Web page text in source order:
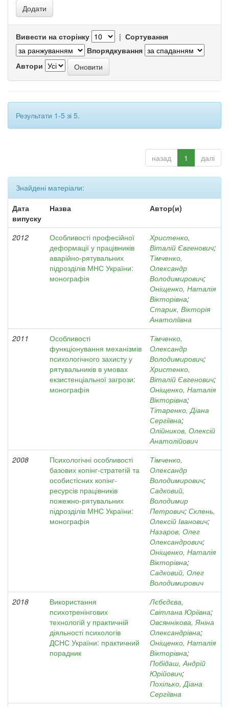
Вивести на сторінку | Сортування
Впорядкування
Автори
Результати 1-5 зі 5.
назад 1 далі
Знайдені матеріали:
Дата
випуску
Назва Автор(и)
2012
Особливості професійної
деформації у працівників
аварійно-рятувальних
підрозділів МНС України:
монографія
Христенко,
Віталій Євгенович;
Тімченко,
Олександр
Володимирович;
Оніщенко, Наталія
Вікторівна;
Старик, Вікторія
Анатоліївна
2011
Особливості
функціонування механізмів
психологічного захисту у
рятувальників в умовах
екзистенціальної загрози:
монографія
Тімченко,
Олександр
Володимирович;
Христенко,
Віталій Євгенович;
Оніщенко, Наталія
Вікторівна;
Тітаренко, Діана
Сергіївна;
Олійников, Олексій
Анатолійович
2008
Психологічні особливості
базових копінг-стратегій та
особистісних копінг-
ресурсів працівників
пожежно-рятувальних
підрозділів МНС України:
монографія
Тімченко,
Олександр
Володимирович;
Садковий,
Володимир
Петрович; Склень,
Олексій Іванович;
Назаров, Олег
Олександрович;
Оніщенко, Наталія
Вікторівна;
Садковий, Олег
Володимирович
2018
Використання
психотренінгових
технологій у практичній
діяльності психологів
ДСНС України: практичний
порадник
Лєбєдєва,
Світлана Юріївна;
Овсяннікова, Яніна
Олександрівна;
Оніщенко, Наталія
Вікторівна;
Побідаш, Андрій
Юрійович;
Похілько, Діана
Сергіївна